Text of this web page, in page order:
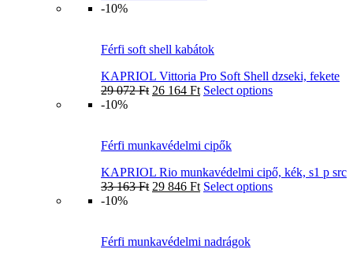
-10%
Férfi soft shell kabátok
KAPRIOL Vittoria Pro Soft Shell dzseki, fekete
29 072Ft 26 164 Ft Select options
-10%
Férfi munkavédelmi cipők
KAPRIOL Rio munkavédelmi cipő, kék, s1 p src
33 163Ft 29 846 Ft Select options
-10%
Férfi munkavédelmi nadrágok